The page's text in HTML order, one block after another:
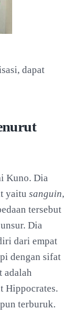
dapat
Kuno. Dia
yaitu sanguin,
tersebut
Dia
dari empat
dengan sifat
adalah
Hippocrates.
terburuk.